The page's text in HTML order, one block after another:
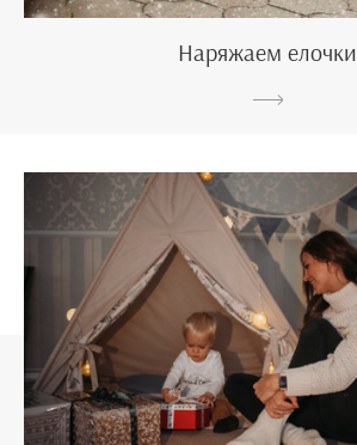
Наряжаем елочки